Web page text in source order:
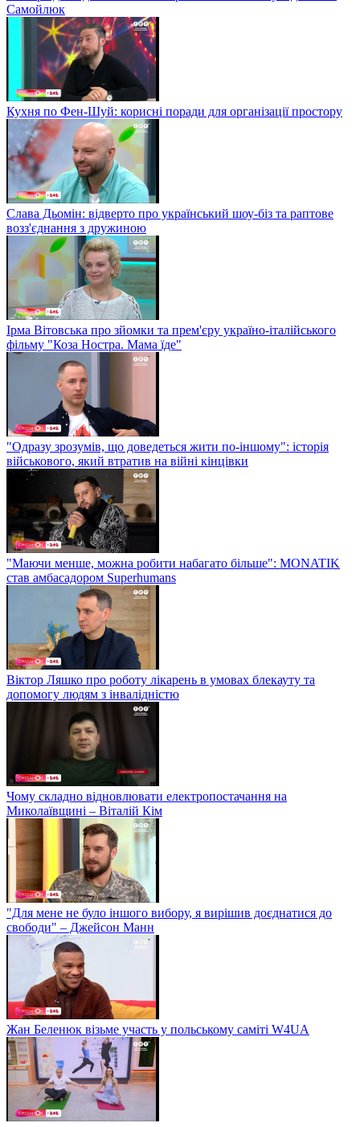
Самойлюк
Кухня по Фен-Шуй: корисні поради для організації простору
Слава Дьомін: відверто про український шоу-біз та раптове
возз'єднання з дружиною
Ірма Вітовська про зйомки та прем'єру україно-італійського
фільму "Коза Ностра. Мама їде"
"Одразу зрозумів, що доведеться жити по-іншому": історія
військового, який втратив на війні кінцівки
"Маючи менше, можна робити набагато більше": MONATIK
став амбасадором Superhumans
Віктор Ляшко про роботу лікарень в умовах блекауту та
допомогу людям з інвалідністю
Чому складно відновлювати електропостачання на
Миколаївщині – Віталій Кім
"Для мене не було іншого вибору, я вирішив доєднатися до
свободи" – Джейсон Манн
Жан Беленюк візьме участь у польському саміті W4UA